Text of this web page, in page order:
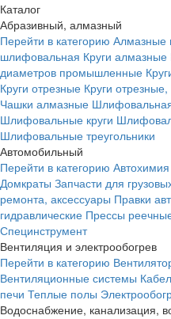
Каталог
Абразивный, алмазный
Перейти в категорию Алмазные
шлифовальная Круги алмазные
диаметров промышленные
Круги отрезные Круги
Чашки алмазные
Шлифовальные круги
Шлифовальные треугольники
Автомобильный
Перейти в категорию Автохимия
Домкраты Запчасти для
ремонта, аксессуары Правки
гидравлические Прессы
Специнструмент
Вентиляция и электрообогрев
Перейти в категорию
Вентиляционные системы
печи Теплые полы
Водоснабжение, канализация,